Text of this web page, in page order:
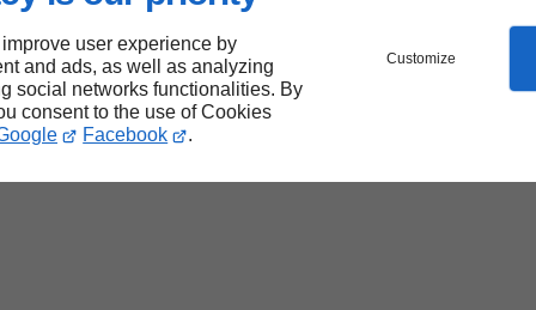
user experience by
and ads, as well as analyzing
social networks functionalities. By
consent to the use of Cookies
Facebook .
Customize
EN